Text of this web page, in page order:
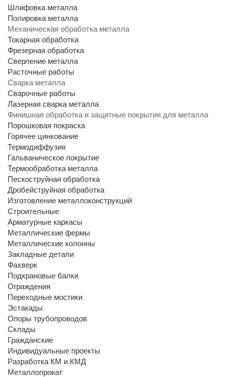
Шлифовка металла
Полировка металла
Механическая обработка металла
Токарная обработка
Фрезерная обработка
Сверление металла
Расточные работы
Сварка металла
Сварочные работы
Лазерная сварка металла
Финишная обработка и защитные покрытия для металла
Порошковая покраска
Горячее цинкование
Термодиффузия
Гальваническое покрытие
Термообработка металла
Пескоструйная обработка
Дробейструйная обработка
Изготовление металлоконструкций
Строительные
Арматурные каркасы
Металлические фермы
Металлические колонны
Закладные детали
Фахверк
Подкрановые балки
Ограждения
Переходные мостики
Эстакады
Опоры трубопроводов
Склады
Гражданские
Индивидуальные проекты
Разработка КМ и КМД
Металлопрокат